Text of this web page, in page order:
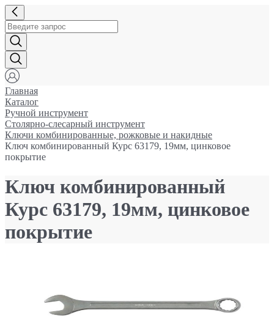
Главная
Каталог
Ручной инструмент
Столярно-слесарный инструмент
Ключи комбинированные, рожковые и накидные
Ключ комбинированный Курс 63179, 19мм, цинковое
покрытие
Ключ комбинированный
Курс 63179, 19мм, цинковое
покрытие